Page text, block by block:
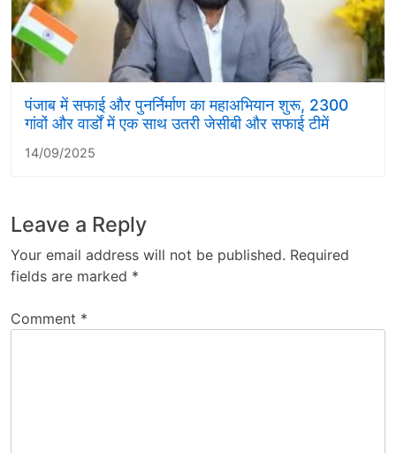
पंजाब में सफाई और पुनर्निर्माण का महाअभियान शुरू, 2300
गांवों और वार्डों में एक साथ उतरी जेसीबी और सफाई टीमें
14/09/2025
Leave a Reply
Your email address will not be published. Required
fields are marked *
Comment *